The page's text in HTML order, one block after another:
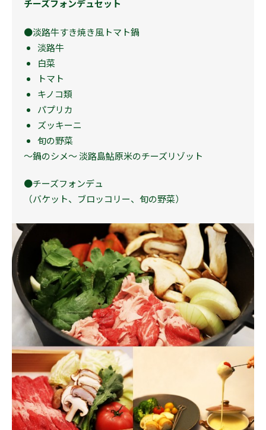
チーズフォンデュセット
●淡路牛すき焼き風トマト鍋
淡路牛
白菜
トマト
キノコ類
パプリカ
ズッキーニ
旬の野菜
〜鍋のシメ〜 淡路島鮎原米のチーズリゾット
●チーズフォンデュ
（バケット、ブロッコリー、旬の野菜）